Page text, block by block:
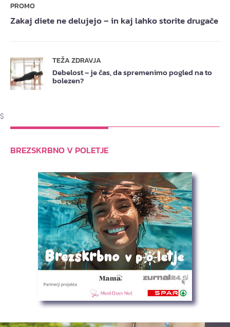
PROMO
Zakaj diete ne delujejo – in kaj lahko storite drugače
TEŽA ZDRAVJA
Debelost – je čas, da spremenimo pogled na to
bolezen?
$
BREZSKRBNO V POLETJE